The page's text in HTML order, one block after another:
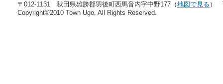
〒012-1131 秋田県雄勝郡羽後町西馬音内字中野177（地図で見る ）
Copyright©2010 Town Ugo. All Rights Reserved.